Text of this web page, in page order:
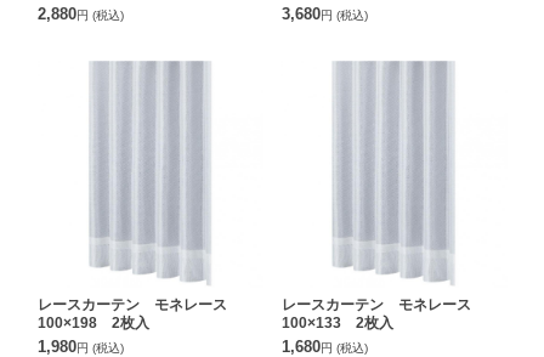
2,880円 (税込) 3,680円 (税込)
レースカーテン モネレース
100×198 2枚入
1,980円 (税込)
レースカーテン モネレース
100×133 2枚入
1,680円 (税込)